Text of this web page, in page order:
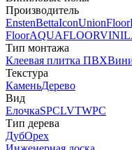
Производитель
EnstenBettaIconUnion
FloorAQUAFLOOR
Тип монтажа
Клеевая плитка ПВХ
Текстура
КаменьДерево
Вид
ЕлочкаSPCLVTWPC
Тип дерева
ДубОрех